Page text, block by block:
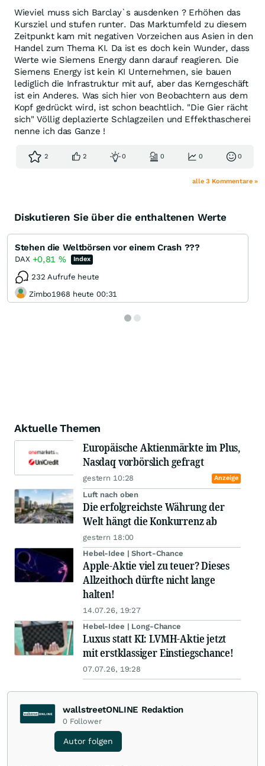
Wieviel muss sich Barclay`s ausdenken ? Erhöhen das
Kursziel und stufen runter. Das Marktumfeld zu diesem
Zeitpunkt kam mit negativen Vorzeichen aus Asien in den
Handel zum Thema KI. Da ist es doch kein Wunder, dass
Werte wie Siemens Energy dann darauf reagieren. Die
Siemens Energy ist kein KI Unternehmen, sie bauen
lediglich die Infrastruktur mit auf, aber das Kerngeschäft
ist ein Anderes. Was sich hier von Beobachtern aus dem
Kopf gedrückt wird, ist schon beachtlich. "Die Gier rächt
sich" Völlig deplazierte Schlagzeilen und Effekthascherei
nenne ich das Ganze !
2 2 0 0 0 0
alle 3 Kommentare »
Diskutieren Sie über die enthaltenen Werte
Stehen die Weltbörsen vor einem Crash ???
DAX +0,81 % Index
232 Aufrufe heute
Zimbo1968 heute 00:31
Aktuelle Themen
Europäische Aktienmärkte im Plus,
Nasdaq vorbörslich gefragt
gestern 10:28 Anzeige
Luft nach oben
Die erfolgreichste Währung der
Welt hängt die Konkurrenz ab
gestern 18:00
Hebel-Idee | Short-Chance
Apple-Aktie viel zu teuer? Dieses
Allzeithoch dürfte nicht lange
halten!
14.07.26, 19:27
Hebel-Idee | Long-Chance
Luxus statt KI: LVMH-Aktie jetzt
mit erstklassiger Einstiegschance!
07.07.26, 19:28
wallstreetONLINE Redaktion
0 Follower
Autor folgen